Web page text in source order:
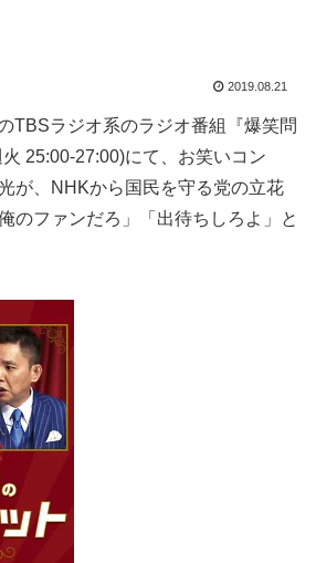
2019.08.21
TBSラジオ系のラジオ番組『爆笑問
25:00-27:00)にて、お笑いコン
が、NHKから国民を守る党の立花
のファンだろ」「出待ちしろよ」と